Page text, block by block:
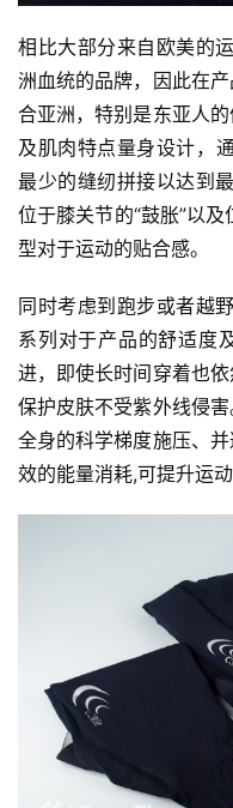
相比大部分来自欧美的
洲血统的品牌，因此在
合亚洲，特别是东亚人
及肌肉特点量身设计，
最少的缝纫拼接以达到
位于膝关节的“鼓胀”以
型对于运动的贴合感。
同时考虑到跑步或者越
系列对于产品的舒适度
进，即使长时间穿着也
保护皮肤不受紫外线侵
全身的科学梯度施压、
效的能量消耗,可提升运动